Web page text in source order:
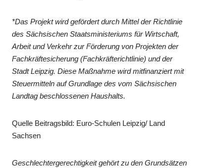
*Das Projekt wird gefördert durch Mittel der Richtlinie
des Sächsischen Staatsministeriums für Wirtschaft,
Arbeit und Verkehr zur Förderung von Projekten der
Fachkräftesicherung (Fachkräfterichtlinie) und der
Stadt Leipzig. Diese Maßnahme wird mitfinanziert mit
Steuermitteln auf Grundlage des vom Sächsischen
Landtag beschlossenen Haushalts.
Quelle Beitragsbild: Euro-Schulen Leipzig/ Land
Sachsen
Geschlechtergerechtigkeit gehört zu den Grundsätzen